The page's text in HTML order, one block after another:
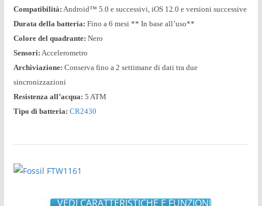
Compatibilità: Android™ 5.0 e successivi, iOS 12.0 e versioni successive
Durata della batteria: Fino a 6 mesi ** In base all’uso**
Colore del quadrante: Nero
Sensori: Accelerometro
Archiviazione: Conserva fino a 2 settimane di dati tra due
sincronizzazioni
Resistenza all’acqua: 5 ATM
Tipo di batteria: CR2430
VEDI CARATTERISTICHE E FUNZIONI